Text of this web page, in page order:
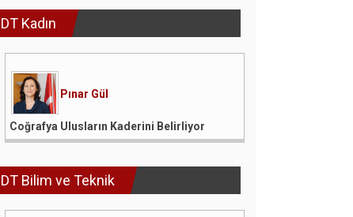
DT Kadın
Pınar Gül
Coğrafya Ulusların Kaderini Belirliyor
DT Bilim ve Teknik